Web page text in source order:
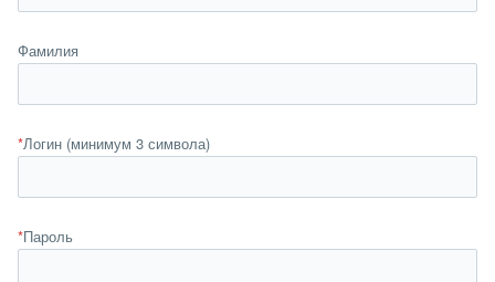
Фамилия
*Логин (минимум 3 символа)
*Пароль